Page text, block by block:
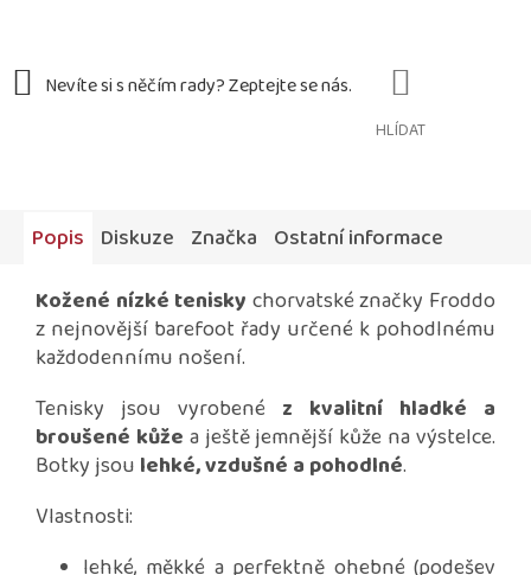
HLÍDAT
Popis Diskuze Značka Ostatní informace
Kožené nízké tenisky chorvatské značky Froddo
z nejnovější barefoot řady určené k pohodlnému
každodennímu nošení.
Tenisky jsou vyrobené z kvalitní hladké a
broušené kůže a ještě jemnější kůže na výstelce.
Botky jsou lehké, vzdušné a pohodlné.
Vlastnosti:
lehké, měkké a perfektně ohebné (podešev